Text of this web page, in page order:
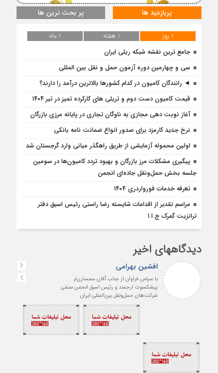
پربازدید ها پر بحث ترین ها
1 روز 1 هفته
1 ماه
جامع ترین نقشه شبکه ریلی ایران
سی و چهارمین دوره آزمون حمل و نقل بین المللی
◄ رانندگان کامیون در کدام کشورها بالاترین درآمد را دارند؟
قیمت کامیون دست دوم و تریلی‌ های کارکرده تمیز در تیر ۱۴۰۴
آغاز نوبت دهی مجازی به ناوگان تجاری در پایانه مرزی بازرگان
نرخ جدید کارمزد برای صدور انواع ضمانت نامه بانکی
اولین محموله آزمایشی از طریق راهگذر میانی وارد گرجستان شد
پیگیری مشکلات مرز بازرگان و بهبود تردد کامیون‌ها در سومین
جلسه بخش حمل‌ونقل جاده‌ای انجمن
تعرفه خدمات فورواردری ۱۴۰4
مراسم تقدیر از اقدامات شایسته رضا راستی رئیس اسبق دفتر
ترانزیت گمرک ج.ا.ا
دیدگاههای اخیر
افشین بهرامی
با سپاس فراوان از جناب آقای سمساری‌لر
پیشکسوت ارجمند و رئیس اسبق انجمن صنفی
شرکت‌های حمل‌ونقل بین‌المللی ایران